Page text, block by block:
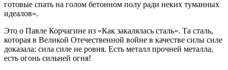
готовые спать на голом бетонном полу ради неких туманных
идеалов».
Это о Павле Корчагине из «Как закалялась сталь». Та сталь,
которая в Великой Отечественной войне в качестве силы силе
доказала: сила силе не ровня. Есть металл прочней металла,
есть огонь сильней огня!